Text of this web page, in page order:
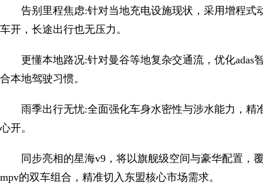
告别里程焦虑:针对当地充电设施现状，采用增程
车开，长途出行也无压力。
更懂本地路况:针对曼谷等地复杂交通流，优化
合本地驾驶习惯。
雨季出行无忧:全面强化车身水密性与涉水能力，
心开。
同步亮相的星海v9，将以旗舰级空间与豪华配置，
mpv的双车组合，精准切入东盟核心市场需求。